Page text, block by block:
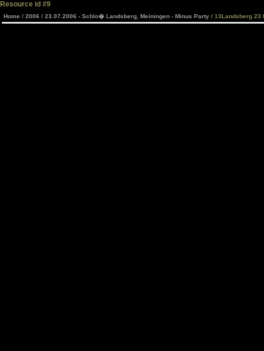
Resource id #9
Home / 2006 / 23.07.2006 - Schlo� Landsberg, Meiningen - Minus Party / 13Landsberg 23